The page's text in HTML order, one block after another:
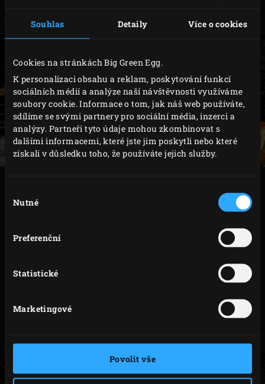
Souhlas Detaily Více o cookies
Cookies na stránkách Big Green Egg.
K personalizaci obsahu a reklam, poskytování funkcí
sociálních médií a analýze naší návštěvnosti využíváme
soubory cookie. Informace o tom, jak náš web používáte,
sdílíme se svými partnery pro sociální média, inzerci a
analýzy. Partneři tyto údaje mohou zkombinovat s
dalšími informacemi, které jste jim poskytli nebo které
získali v důsledku toho, že používáte jejich služby.
souhlasu
Nutné
Preferenční
Statistické
Marketingové
Povolit vše
litinovým roštem
na 200°C. Mezitím připravené
Špízy položte na rošt a zavřete víko EGG. Grilujte
přibližně 3 minuty, po té pomocí kleští otočte a
Hotové špízy vytáhněte z EGG a podávejte na